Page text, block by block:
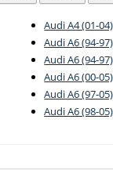
Audi A4 (01-
Audi A6 (94-
Audi A6 (94-
Audi A6 (00-
Audi A6 (97-
Audi A6 (98-